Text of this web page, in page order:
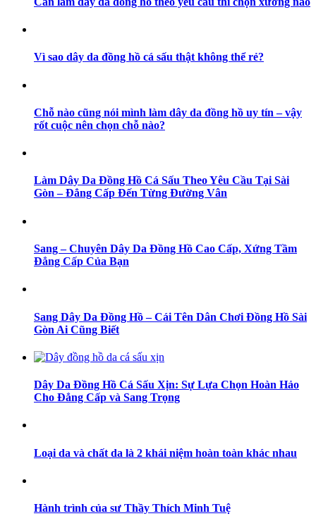
Vì sao dây da đồng hồ cá sấu thật không thể rẻ?
Chỗ nào cũng nói mình làm dây da đồng hồ uy tín – vậy
rốt cuộc nên chọn chỗ nào?
Làm Dây Da Đồng Hồ Cá Sấu Theo Yêu Cầu Tại Sài
Gòn – Đẳng Cấp Đến Từng Đường Vân
Sang – Chuyên Dây Da Đồng Hồ Cao Cấp, Xứng Tầm
Đẳng Cấp Của Bạn
Sang Dây Da Đồng Hồ – Cái Tên Dân Chơi Đồng Hồ Sài
Gòn Ai Cũng Biết
Dây Da Đồng Hồ Cá Sấu Xịn: Sự Lựa Chọn Hoàn Hảo
Cho Đẳng Cấp và Sang Trọng
Loại da và chất da là 2 khái niệm hoàn toàn khác nhau
Hành trình của sư Thầy Thích Minh Tuệ